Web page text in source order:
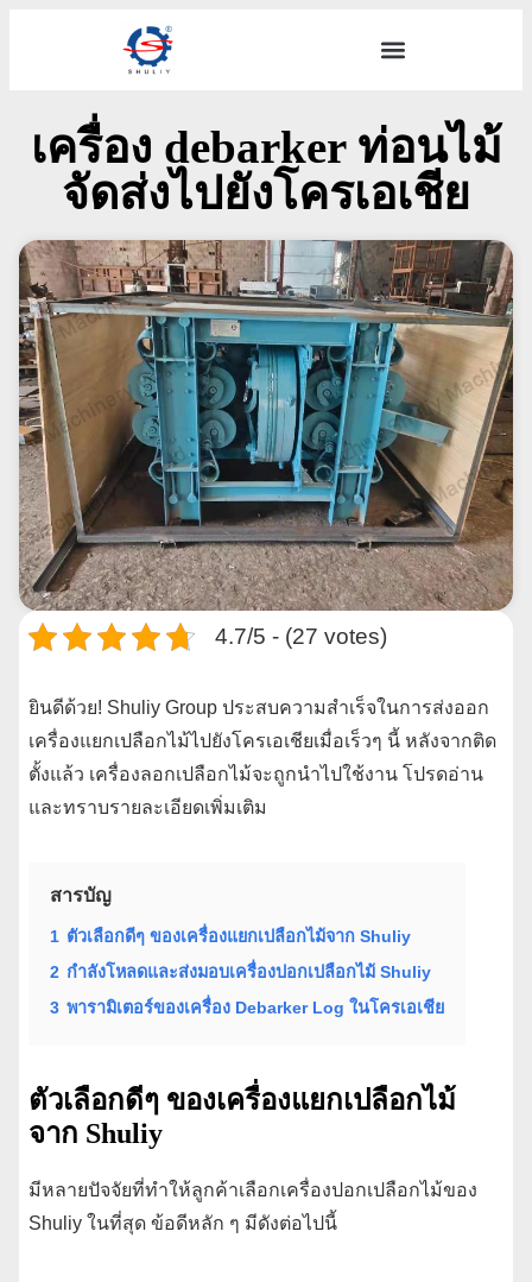
เครื่อง debarker ท่อนไม้
จัดส่งไปยังโครเอเชีย
4.7/5 - (27 votes)
ยินดีด้วย! Shuliy Group ประสบความสำเร็จในการส่งออก
เครื่องแยกเปลือกไม้ไปยังโครเอเชียเมื่อเร็วๆ นี้ หลังจากติด
ตั้งแล้ว เครื่องลอกเปลือกไม้จะถูกนำไปใช้งาน โปรดอ่าน
และทราบรายละเอียดเพิ่มเติม
สารบัญ
1 ตัวเลือกดีๆ ของเครื่องแยกเปลือกไม้จาก Shuliy
2 กำลังโหลดและส่งมอบเครื่องปอกเปลือกไม้ Shuliy
3 พารามิเตอร์ของเครื่อง Debarker Log ในโครเอเชีย
ตัวเลือกดีๆ ของเครื่องแยกเปลือกไม้
จาก Shuliy
มีหลายปัจจัยที่ทำให้ลูกค้าเลือกเครื่องปอกเปลือกไม้ของ
Shuliy ในที่สุด ข้อดีหลัก ๆ มีดังต่อไปนี้